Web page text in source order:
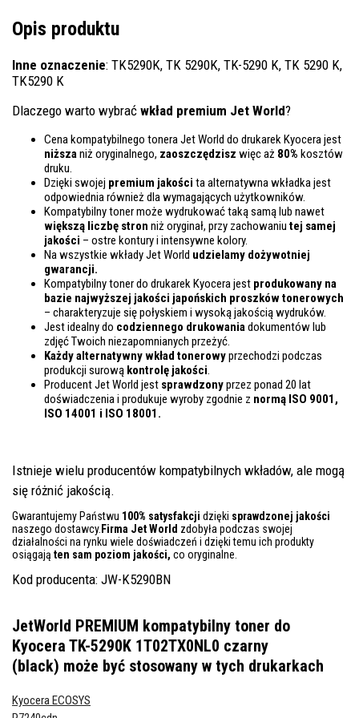
Opis produktu
Inne oznaczenie: TK5290K, TK 5290K, TK-5290 K, TK 5290 K,
TK5290 K
Dlaczego warto wybrać wkład premium Jet World?
Cena kompatybilnego tonera Jet World do drukarek Kyocera jest
niższaniż oryginalnego, zaoszczędzisz więc aż 80% kosztów
druku.
Dzięki swojej premium jakości ta alternatywna wkładka jest
odpowiednia również dla wymagających użytkowników.
Kompatybilny toner może wydrukować taką samą lub nawet
większą liczbę stron niż oryginał, przy zachowaniu tej samej
jakości – ostre kontury i intensywne kolory.
Na wszystkie wkłady Jet World udzielamy dożywotniej
gwarancji.
Kompatybilny toner do drukarek Kyocera jest produkowany na
bazie najwyższej jakości japońskich proszków tonerowych
– charakteryzuje się połyskiem i wysoką jakością wydruków.
Jest idealny do codziennego drukowaniadokumentów lub
zdjęć Twoich niezapomnianych przeżyć.
Każdy alternatywny wkład tonerowyprzechodzi podczas
produkcji surową kontrolę jakości.
Producent Jet World jest sprawdzonyprzez ponad 20 lat
doświadczenia i produkuje wyroby zgodnie z normą ISO 9001,
ISO 14001 i ISO 18001.
Istnieje wielu producentów kompatybilnych wkładów, ale mogą
się różnić jakością.
Gwarantujemy Państwu 100% satysfakcji dzięki sprawdzonej jakości
naszego dostawcy. Firma Jet World zdobyła podczas swojej
działalności na rynku wiele doświadczeń i dzięki temu ich produkty
osiągają ten sam poziom jakości, co oryginalne.
Kod producenta: JW-K5290BN
JetWorld PREMIUM kompatybilny toner do
Kyocera TK-5290K 1T02TX0NL0 czarny
(black) może być stosowany w tych drukarkach
Kyocera ECOSYS